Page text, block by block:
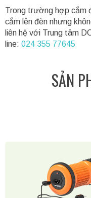
Trong trường hợp cắm
cắm lên đèn nhưng
liên hệ với Trung tâm
line: 024 355 77645
SẢN